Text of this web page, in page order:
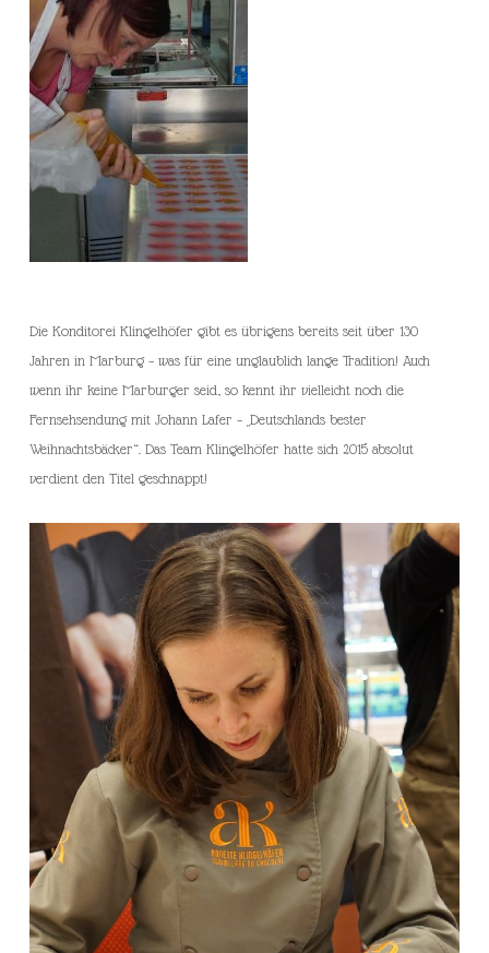
Die Konditorei Klingelhöfer gibt es übrigens bereits seit über 130
Jahren in Marburg – was für eine unglaublich lange Tradition! Auch
wenn ihr keine Marburger seid, so kennt ihr vielleicht noch die
Fernsehsendung mit Johann Lafer – „Deutschlands bester
Weihnachtsbäcker“. Das Team Klingelhöfer hatte sich 2015 absolut
verdient den Titel geschnappt!